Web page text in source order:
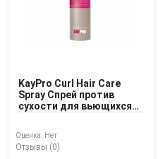
KayPro Curl Hair Care
Spray Спрей против
сухости для вьющихся
Оценка: Нет
Отзывы (0)